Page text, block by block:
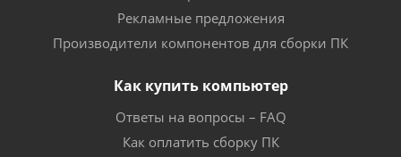
Рекламные предложения
Производители компонентов для сборки ПК
Как купить компьютер
Ответы на вопросы – FAQ
Как оплатить сборку ПК